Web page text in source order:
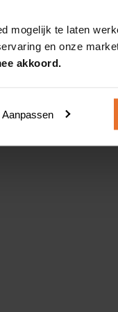
mogelijk te laten
en onze
akkoord.
Aanpassen